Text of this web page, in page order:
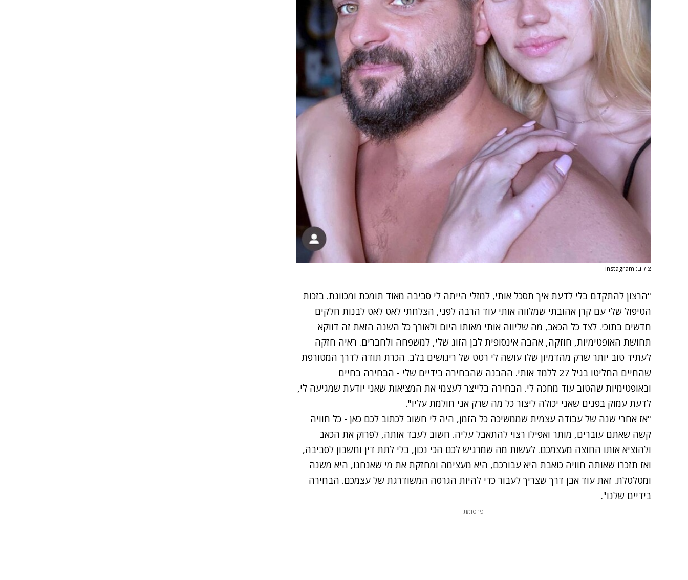
צילום: instagram
"הרצון להתקדם בלי לדעת איך תסכל אותי, למזלי הייתה לי סביבה מאוד תומכת ומכוונת. בזכות
הטיפול שלי עם קרן אהובתי שמלווה אותי עוד הרבה לפני, הצלחתי לאט לאט לבנות חלקים
חדשים בתוכי. לצד כל הכאב, מה שליווה אותי מאותו היום ולאורך כל השנה הזאת זה דווקא
תחושת האופטימיות, חוזקה, אהבה אינסופית לבן הזוג שלי, למשפחה ולחברים. ראיה חזקה
לעתיד טוב יותר שרק מהדמיון שלו עושה לי רטט של ריגושים בלב. הכרת תודה לדרך המטורפת
שהחיים החליטו בגיל 27 ללמד אותי. ההבנה שהבחירה בידיים שלי - הבחירה בחיים
ובאופטימיות שהטוב עוד מחכה לי. הבחירה בלייצר לעצמי את המציאות שאני יודעת שמגיעה לי,
לדעת עמוק בפנים שאני יכולה ליצור כל מה שרק אני חולמת עליו".
"אז אחרי שנה של עבודה עצמית שממשיכה כל הזמן, היה לי חשוב לכתוב לכם כאן - כל חוויה
קשה שאתם עוברים, מותר ואפילו רצוי להתאבל עליה. חשוב לעבד אותה, לפרוק את הכאב
ולהוציא אותו החוצה מעצמכם. לעשות מה שמרגיש לכם הכי נכון, בלי לתת דין וחשבון לסביבה,
ואז תזכרו שאותה חוויה כואבת היא עבורכם, היא מעצימה ומחזקת את מי שאנחנו, היא משנה
ומטלטלת. זאת עוד אבן דרך שצריך לעבור כדי להיות הגרסה המשודרגת של עצמכם. הבחירה
בידיים שלנו".
פרסומת